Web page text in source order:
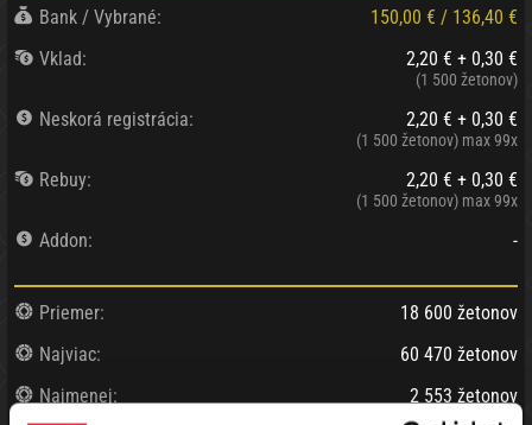
Bank / Vybrané: 150,00 € / 136,40 €
Vklad:
2,20 € + 0,30 €
(1 500 žetonov)
Neskorá registrácia: 2,20 € + 0,30 €
(1 500 žetonov) max 99x
Rebuy: 2,20 € + 0,30 €
(1 500 žetonov) max 99x
Addon: -
Priemer:
18 600 žetonov
Najviac:
60 470 žetonov
Najmenej:
2 553 žetonov